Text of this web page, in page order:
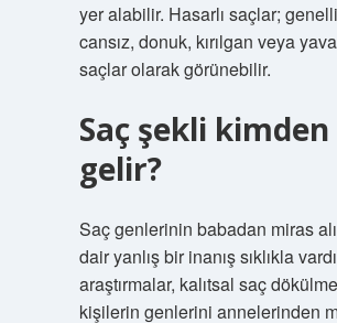
yer alabilir. Hasarlı saçlar;
cansız, donuk, kırılgan veya
saçlar olarak görünebilir.
Saç şekli kimden
gelir?
Saç genlerinin babadan miras
dair yanlış bir inanış sıklıkla
araştırmalar, kalıtsal saç
kişilerin genlerini annelerinden